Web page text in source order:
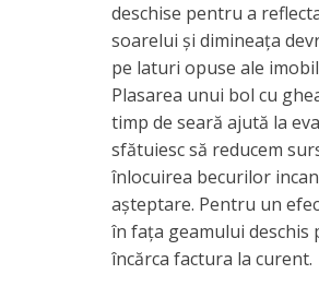
deschise pentru a
soarelui și dimineața
pe laturi opuse ale
Plasarea unui bol cu
timp de seară ajută la
sfătuiesc să reducem
înlocuirea becurilor
așteptare. Pentru un
în fața geamului deschis
încărca factura la curent.